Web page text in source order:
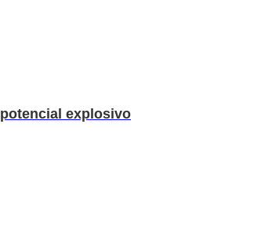
explosivo